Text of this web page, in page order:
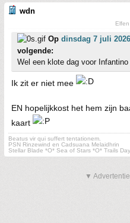
wdn
Op dinsdag 7 juli
volgende:
Wel een klote dag voor
Ik zit er niet mee
EN hopelijkkost het hem zijn
kaart
Beatus vir qui suffert tentationem.
PSN Rinzewind en Cadsuana Melaidhrin
Stellar Blade *O* Sea of Stars *O* Trails
▼